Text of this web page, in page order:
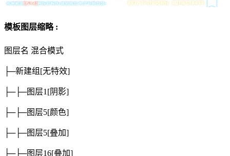
模板图层缩略 :
图层名 混合模式
├─新建组 [无特效]
├─├─图层1 [阴影]
├─├─图层5[颜色]
├─├─图层5[叠加]
├─├─图层16[叠加]